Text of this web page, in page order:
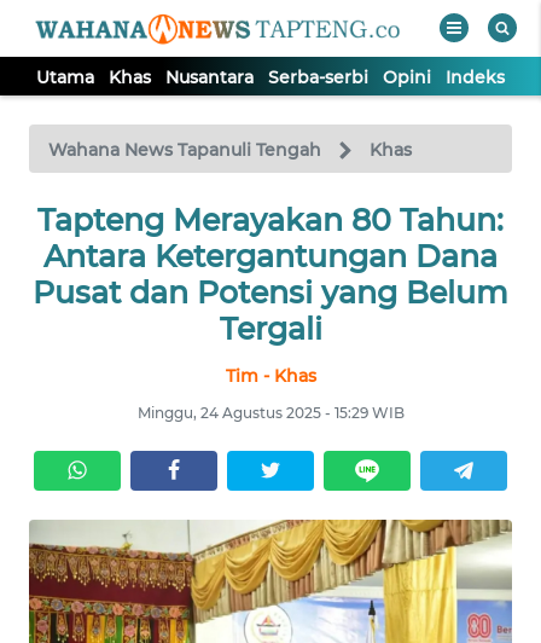
Utama Khas Nusantara Serba-serbi Opini Indeks
Wahana News Tapanuli Tengah Khas
Tapteng Merayakan 80 Tahun:
Antara Ketergantungan Dana
Pusat dan Potensi yang Belum
Tergali
Tim - Khas
Minggu, 24 Agustus 2025 - 15:29 WIB
TV
Tutup
UTAMA
KHAS
SERBI
OPINI
Informasi
INDEKS